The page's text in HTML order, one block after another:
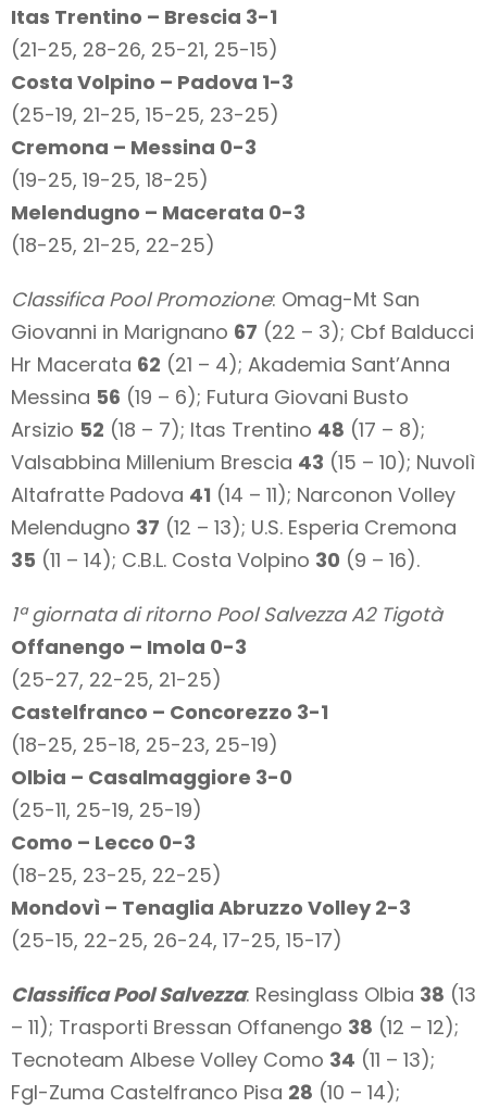
Itas Trentino – Brescia 3-1
(21-25, 28-26, 25-21, 25-15)
Costa Volpino – Padova 1-3
(25-19, 21-25, 15-25, 23-25)
Cremona – Messina 0-3
(19-25, 19-25, 18-25)
Melendugno – Macerata 0-3
(18-25, 21-25, 22-25)
Classifica Pool Promozione: Omag-Mt San
Giovanni in Marignano 67 (22 – 3); Cbf Balducci
Hr Macerata 62 (21 – 4); Akademia Sant’Anna
Messina 56 (19 – 6); Futura Giovani Busto
Arsizio 52 (18 – 7); Itas Trentino 48 (17 – 8);
Valsabbina Millenium Brescia 43 (15 – 10); Nuvolì
Altafratte Padova 41 (14 – 11); Narconon Volley
Melendugno 37 (12 – 13); U.S. Esperia Cremona
35 (11 – 14); C.B.L. Costa Volpino 30 (9 – 16).
1ª giornata di ritorno Pool Salvezza A2 Tigotà
Offanengo – Imola 0-3
(25-27, 22-25, 21-25)
Castelfranco – Concorezzo 3-1
(18-25, 25-18, 25-23, 25-19)
Olbia – Casalmaggiore 3-0
(25-11, 25-19, 25-19)
Como – Lecco 0-3
(18-25, 23-25, 22-25)
Mondovì – Tenaglia Abruzzo Volley 2-3
(25-15, 22-25, 26-24, 17-25, 15-17)
Classifica Pool Salvezza: Resinglass Olbia 38 (13
– 11); Trasporti Bressan Offanengo 38 (12 – 12);
Tecnoteam Albese Volley Como 34 (11 – 13);
Fgl-Zuma Castelfranco Pisa 28 (10 – 14);